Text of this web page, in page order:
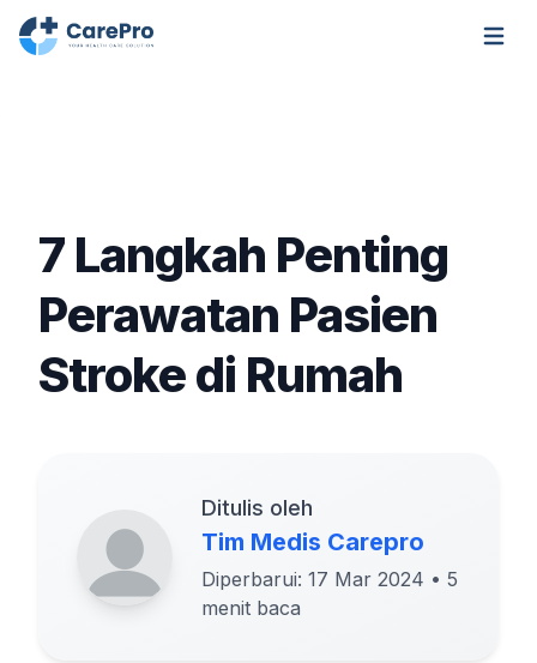
Open
7 Langkah Penting
Perawatan Pasien
Stroke di Rumah
Ditulis oleh
Tim Medis Carepro
Diperbarui: 17 Mar 2024 • 5
menit baca